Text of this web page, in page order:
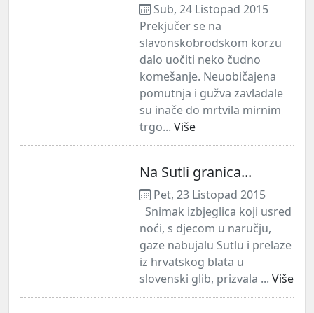
Sub, 24 Listopad 2015
Prekjučer se na
slavonskobrodskom korzu
dalo uočiti neko čudno
komešanje. Neuobičajena
pomutnja i gužva zavladale
su inače do mrtvila mirnim
trgo... Više
Na Sutli granica...
Pet, 23 Listopad 2015
Snimak izbjeglica koji usred
noći, s djecom u naručju,
gaze nabujalu Sutlu i prelaze
iz hrvatskog blata u
slovenski glib, prizvala ... Više